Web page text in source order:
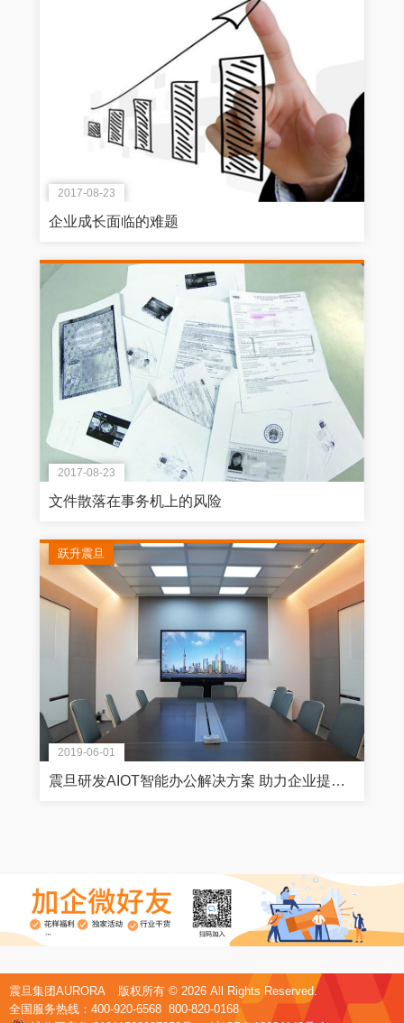
2017-08-23
企业成长面临的难题
2017-08-23
文件散落在事务机上的风险
2019-06-01
跃升震旦
震旦研发AIOT智能办公解决方案 助力企业提高会议室使用效率
震旦集团AURORA 版权所有 © 2026 All Rights Reserved.
全国服务热线：400-920-6568 800-820-0168